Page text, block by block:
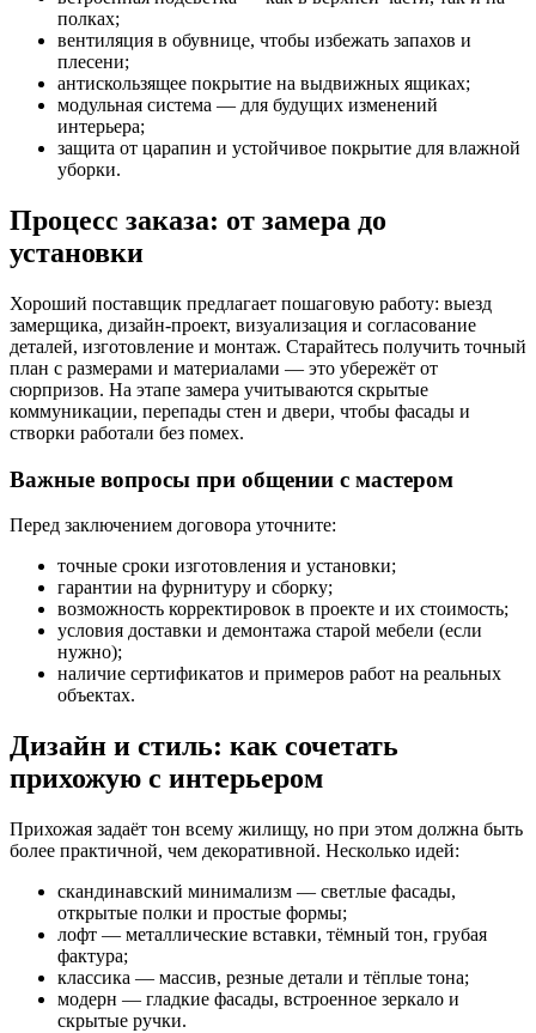
полках;
вентиляция в обувнице, чтобы избежать запахов и
плесени;
антискользящее покрытие на выдвижных ящиках;
модульная система — для будущих изменений
интерьера;
защита от царапин и устойчивое покрытие для влажной
уборки.
Процесс заказа: от замера до
установки
Хороший поставщик предлагает пошаговую работу: выезд
замерщика, дизайн-проект, визуализация и согласование
деталей, изготовление и монтаж. Старайтесь получить точный
план с размерами и материалами — это убережёт от
сюрпризов. На этапе замера учитываются скрытые
коммуникации, перепады стен и двери, чтобы фасады и
створки работали без помех.
Важные вопросы при общении с мастером
Перед заключением договора уточните:
точные сроки изготовления и установки;
гарантии на фурнитуру и сборку;
возможность корректировок в проекте и их стоимость;
условия доставки и демонтажа старой мебели (если
нужно);
наличие сертификатов и примеров работ на реальных
объектах.
Дизайн и стиль: как сочетать
прихожую с интерьером
Прихожая задаёт тон всему жилищу, но при этом должна быть
более практичной, чем декоративной. Несколько идей:
скандинавский минимализм — светлые фасады,
открытые полки и простые формы;
лофт — металлические вставки, тёмный тон, грубая
фактура;
классика — массив, резные детали и тёплые тона;
модерн — гладкие фасады, встроенное зеркало и
скрытые ручки.